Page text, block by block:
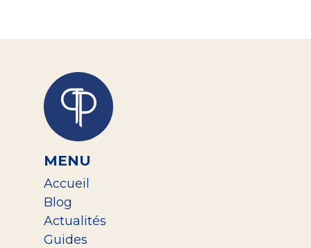
MENU
Accueil
Blog
Actualités
Guides